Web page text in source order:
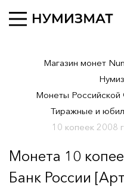
Магазин монет
Монеты
Тиражные и
10 копеек 2008
Монета 10
Банк России